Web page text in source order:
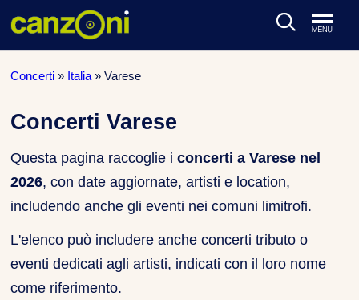
Concerti » Italia »Varese
Concerti Varese
Questa pagina raccoglie iconcerti a Varese nel
2026, con date aggiornate, artisti e location,
includendo anche gli eventi nei comuni limitrofi.
L'elenco può includere anche concerti tributo o
eventi dedicati agli artisti, indicati con il loro nome
come riferimento.